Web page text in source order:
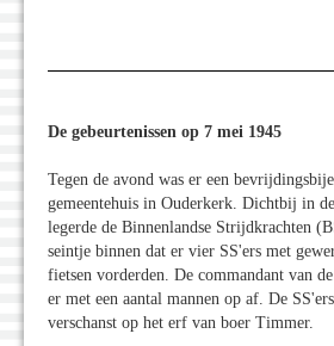
De gebeurtenissen op 7 mei 1945
Tegen de avond was er een
gemeentehuis in Ouderkerk. Dichtbij in
legerde de Binnenlandse Strijdkrachten
seintje binnen dat er vier SS'ers met
fietsen vorderden. De commandant van
er met een aantal mannen op af. De
verschanst op het erf van boer Timmer.